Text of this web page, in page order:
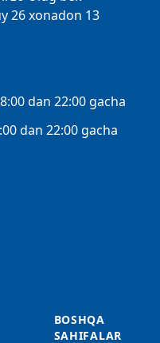
26 xonadon 13
dan 22:00 gacha
dan 22:00 gacha
BOSHQA
SAHIFALAR